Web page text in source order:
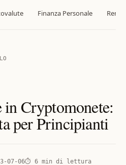
Finanza Personale
in Cryptomonete:
per Principianti
07-06⏱ 6 min di lettura